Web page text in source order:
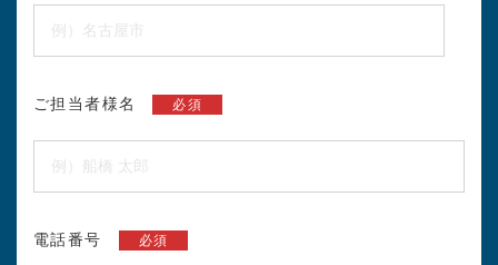
ご担当者様名 必須
電話番号 必須